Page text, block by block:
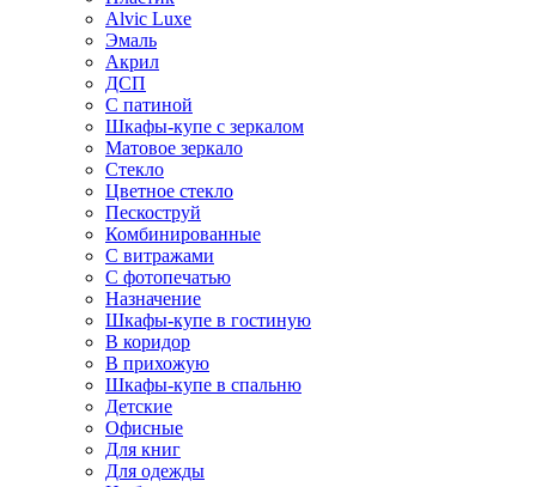
Alvic Luxe
Эмаль
Акрил
ДСП
С патиной
Шкафы-купе с зеркалом
Матовое зеркало
Стекло
Цветное стекло
Пескоструй
Комбинированные
С витражами
С фотопечатью
Назначение
Шкафы-купе в гостиную
В коридор
В прихожую
Шкафы-купе в спальню
Детские
Офисные
Для книг
Для одежды